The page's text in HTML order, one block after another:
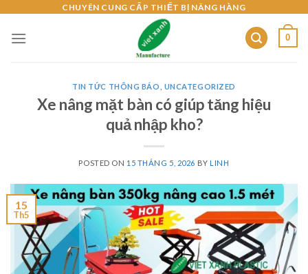
content
CHUYÊN CUNG CẤP THIẾT BỊ NÂNG HÀNG
0
TIN TỨC THÔNG BÁO UNCATEGORIZED
Xe nâng mặt bàn có giúp tăng hiệu
quả nhập kho?
POSTED ON 15 THÁNG 5, 2026 BYLINH
15
Th5